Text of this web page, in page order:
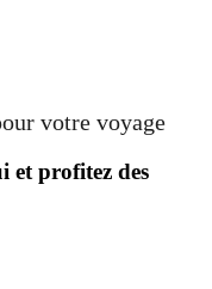
votre voyage
et profitez des